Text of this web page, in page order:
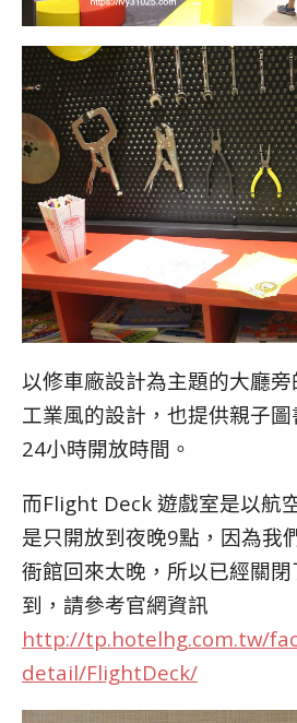
以修車廠設計為主題的大廳旁
工業風的設計，也提供親子
24小時開放時間。
而Flight Deck 遊戲室是以航
是只開放到夜晚9點，因為我
衙館回來太晚，所以已經關
到，請參考官網資訊
http://tp.hotelhg.com.tw/
detail/FlightDeck/